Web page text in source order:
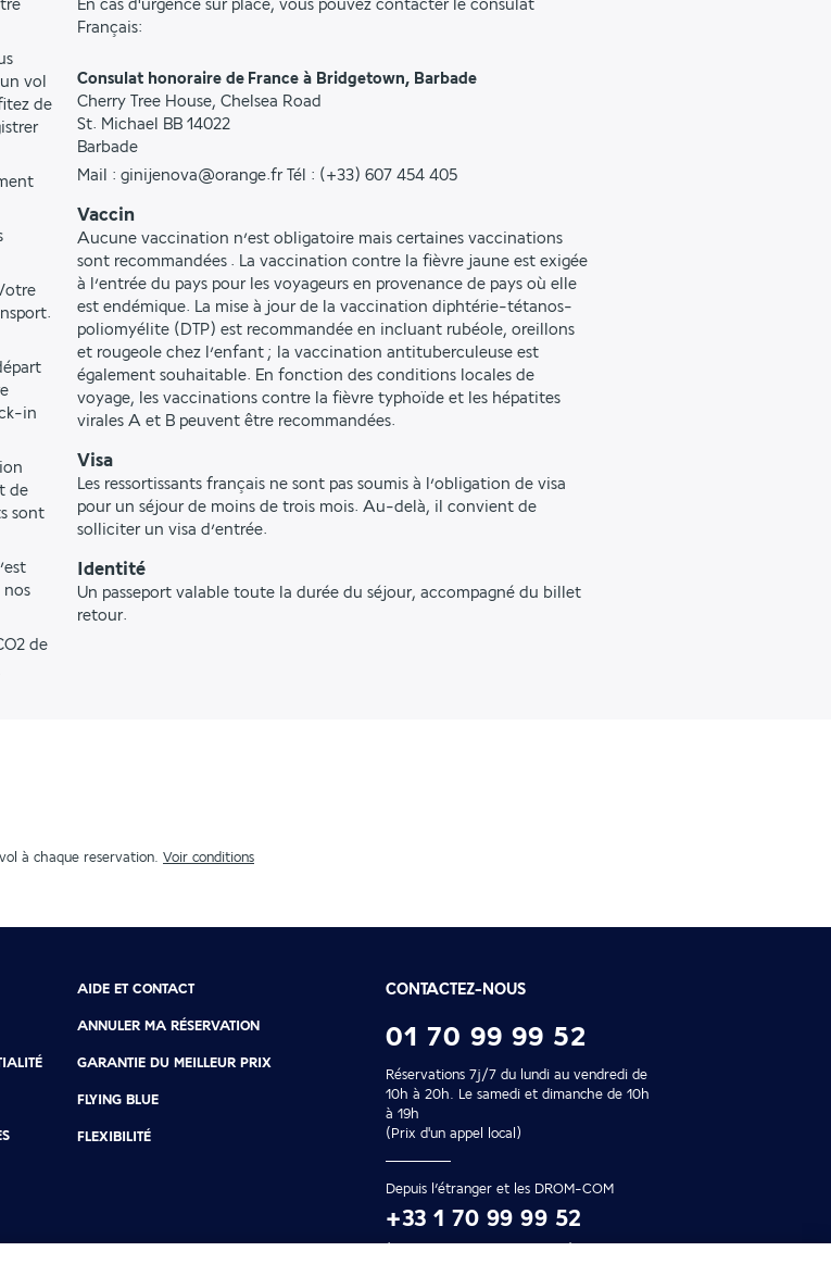
vol
de
in
de
sont
nos
de
En cas d'urgence sur place, vous pouvez contacter le consulat
Français:
Consulat honoraire de France à Bridgetown, Barbade
Cherry Tree House, Chelsea Road
St. Michael BB 14022
Barbade
Mail : ginijenova@orange.fr Tél : (+33) 607 454 405
Vaccin
Aucune vaccination n’est obligatoire mais certaines vaccinations
sont recommandées . La vaccination contre la fièvre jaune est exigée
à l’entrée du pays pour les voyageurs en provenance de pays où elle
est endémique. La mise à jour de la vaccination diphtérie-tétanos-
poliomyélite (DTP) est recommandée en incluant rubéole, oreillons
et rougeole chez l’enfant ; la vaccination antituberculeuse est
également souhaitable. En fonction des conditions locales de
voyage, les vaccinations contre la fièvre typhoïde et les hépatites
virales A et B peuvent être recommandées.
Visa
Les ressortissants français ne sont pas soumis à l’obligation de visa
pour un séjour de moins de trois mois. Au-delà, il convient de
solliciter un visa d’entrée.
Identité
Un passeport valable toute la durée du séjour, accompagné du billet
retour.
à chaque reservation. Voir conditions
CONTACTEZ-NOUS
01 70 99 99 52
Réservations 7j/7 du lundi au vendredi de
10h à 20h. Le samedi et dimanche de 10h
à 19h
(Prix d'un appel local)
Depuis l’étranger et les DROM-COM
+33 1 70 99 99 52
AIDE ET CONTACT
ANNULER MA RÉSERVATION
GARANTIE DU MEILLEUR PRIX
FLYING BLUE
FLEXIBILITÉ